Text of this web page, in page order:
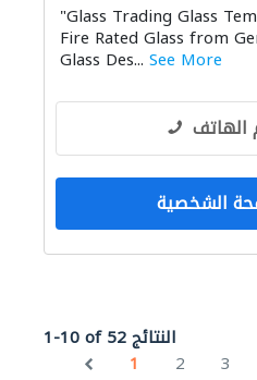
"Glass Trading Glass
Fire Rated Glass from
Glass Des... See More
الشخصية
1-10 of 52 النتائج
1
2 3